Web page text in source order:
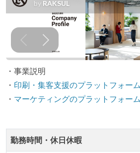
参加している
タスクの見積もりは、実装を担
となって行う
全体のスケジュール管理は、途
ながら、納期または盛り込む機
で行う
プロダクトの開発言語やフレー
成技術は、基本的に最新版より1
コード品質向上のための取
・事業説明
・ 印刷・集客支援のプラットフォー
・ マーケティングのプラットフォー
勤務時間・休日休暇